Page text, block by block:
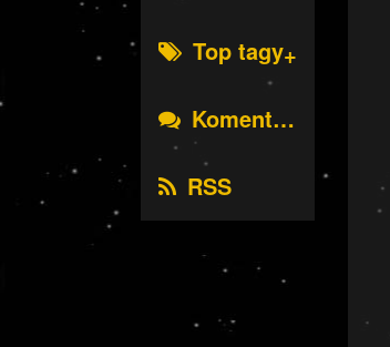
Top tagy
Komentáře
RSS